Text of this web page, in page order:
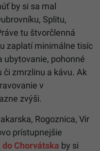
by si sa mal
Splitu,
tu štvorčlenná
zaplatí minimálne tisíc
ubytovanie, pohonné
zmrzlinu a kávu. Ak
v
zvýši.
Rogoznica, Vir
prístupnejšie
do Chorvátska by si